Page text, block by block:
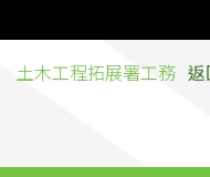
土木工程拓展署工務 返